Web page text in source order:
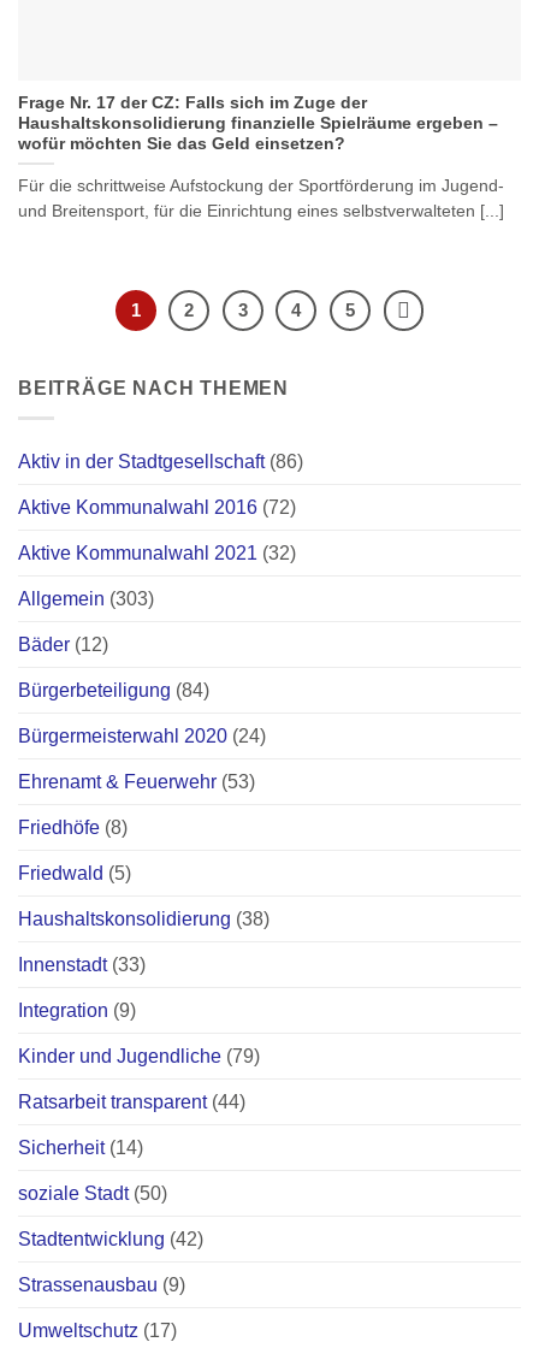
Frage Nr. 17 der CZ: Falls sich im Zuge der
Haushaltskonsolidierung finanzielle Spielräume ergeben –
wofür möchten Sie das Geld einsetzen?
Für die schrittweise Aufstockung der Sportförderung im Jugend-
und Breitensport, für die Einrichtung eines selbstverwalteten [...]
1 2 3 4 5
BEITRÄGE NACH THEMEN
Aktiv in der Stadtgesellschaft(86)
Aktive Kommunalwahl 2016 (72)
Aktive Kommunalwahl 2021 (32)
Allgemein (303)
Bäder (12)
Bürgerbeteiligung (84)
Bürgermeisterwahl 2020 (24)
Ehrenamt & Feuerwehr (53)
Friedhöfe (8)
Friedwald (5)
Haushaltskonsolidierung (38)
Innenstadt(33)
Integration (9)
Kinder und Jugendliche (79)
Ratsarbeit transparent(44)
Sicherheit(14)
soziale Stadt(50)
Stadtentwicklung (42)
Strassenausbau (9)
Umweltschutz (17)